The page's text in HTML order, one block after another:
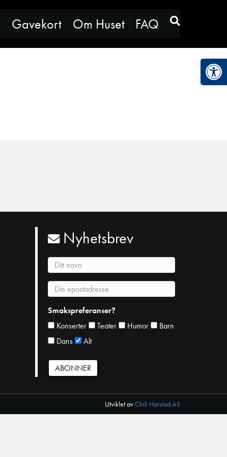
Gavekort Om Huset FAQ
Nyhetsbrev
N
a
v
n
E
p
o
s
t
Smakspreferanser?
Konserter
Teater Humor
Barn
Dans
Alt
Utviklet avChili Harstad AS